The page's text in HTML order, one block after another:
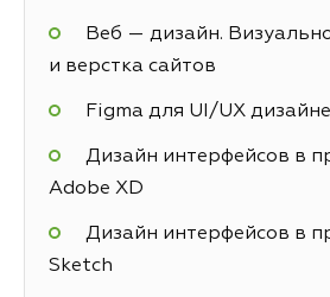
Веб — дизайн.
и верстка сайтов
Figma для UI/UX
Дизайн интерфейсов в
Adobe XD
Дизайн интерфейсов в
Sketch